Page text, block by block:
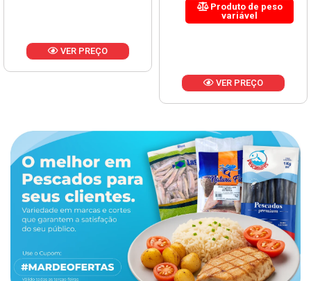
VER PREÇO
Produto de peso
variável
VER PREÇO